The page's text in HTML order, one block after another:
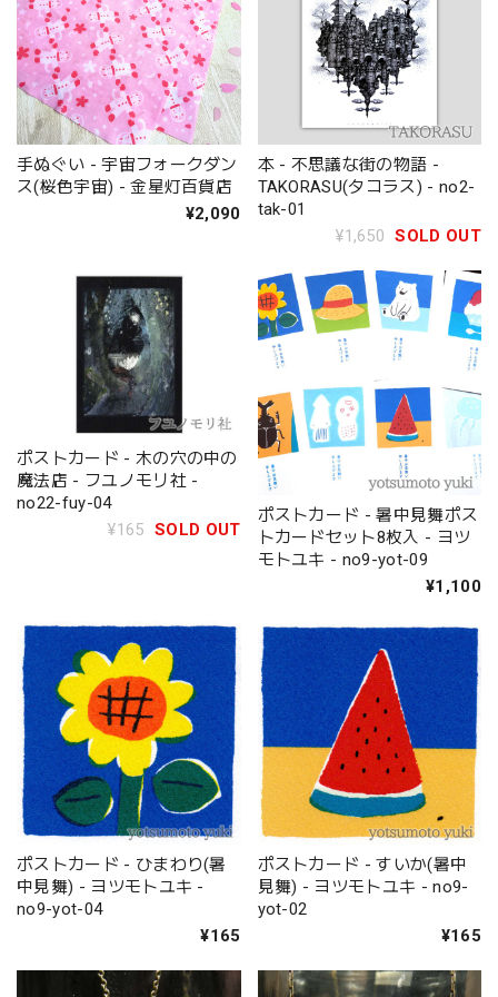
手ぬぐい - 宇宙フォークダン
ス(桜色宇宙) - 金星灯百貨店
¥2,090
本 - 不思議な街の物語 -
TAKORASU(タコラス) - no2-
tak-01
¥1,650 SOLD OUT
ポストカード - 木の穴の中の
魔法店 - フユノモリ社 -
no22-fuy-04
¥165 SOLD OUT
ポストカード - 暑中見舞ポス
トカードセット8枚入 - ヨツ
モトユキ - no9-yot-09
¥1,100
ポストカード - ひまわり(暑
中見舞) - ヨツモトユキ -
no9-yot-04
¥165
ポストカード - すいか(暑中
見舞) - ヨツモトユキ - no9-
yot-02
¥165